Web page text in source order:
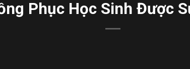
Phục Học Sinh Được